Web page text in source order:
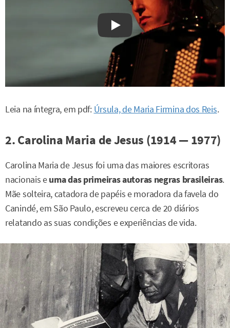
Watch on YouTube
Leia na íntegra, em pdf: Úrsula, de Maria Firmina dos Reis.
2. Carolina Maria de Jesus (1914 — 1977)
Carolina Maria de Jesus foi uma das maiores escritoras
nacionais euma das primeiras autoras negras brasileiras.
Mãe solteira, catadora de papéis e moradora da favela do
Canindé, em São Paulo, escreveu cerca de 20 diários
relatando as suas condições e experiências de vida.